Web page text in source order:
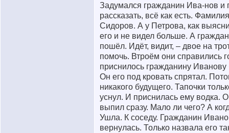
Задумался гражданин Ива-нов и
рассказать, всё как есть.
Сидоров. А у Петрова, как
его и не видел больше. А
пошёл. Идёт, видит, – двое на
помочь. Втроём они справились
приснилось гражданину
Он его под кровать спрятал.
никакого будущего. Тапочки
уснул. И приснилась ему водка.
выпил сразу. Мало ли чего? А
Ушла. К соседу. Гражданин
вернулась. Только назвала его